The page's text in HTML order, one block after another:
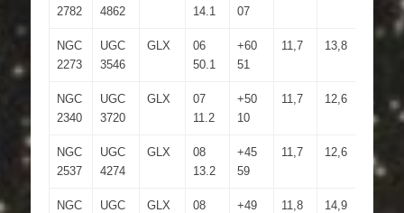
2782
4862
14.1
07
NGC
2273
UGC
3546
GLX
06
50.1
+60
51
11,7 13,8
NGC
2340
UGC
3720
GLX
07
11.2
+50
10
11,7 12,6
NGC
2537
UGC
4274
GLX
08
13.2
+45
59
11,7 12,6
NGC
UGC
GLX
08
+49
11,8 14,9